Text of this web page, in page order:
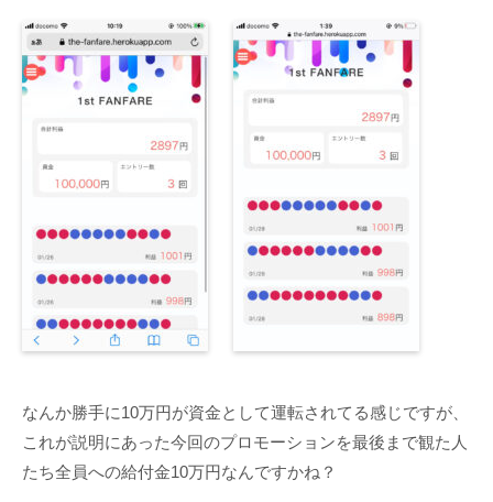
なんか勝手に10万円が資金として運転されてる感じですが、
これが説明にあった今回のプロモーションを最後まで観た人
たち全員への給付金10万円なんですかね？